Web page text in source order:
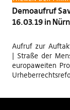
Demoaufruf
16.03.19 in
Aufruf zur
| Straße der
europaweiten